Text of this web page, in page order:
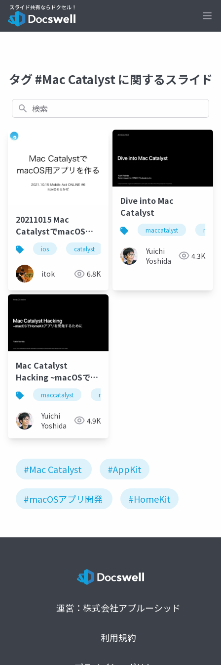
タグ #Mac Catalyst に関するスライド
検索
20211015 Mac
CatalystでmacOS用
アプリを作る
ios catalyst macos
itok 6.8K
Dive into Mac
Catalyst
maccatalyst macos
Yuichi
Yoshida
4.3K
Mac Catalyst
Hacking ~macOSで
HomeKitアプリを開発
するために
maccatalyst macos
Yuichi
Yoshida
4.9K
#Mac Catalyst #AppKit
#macOSアプリ開発 #HomeKit
運営：株式会社アプルーシッド
利用規約